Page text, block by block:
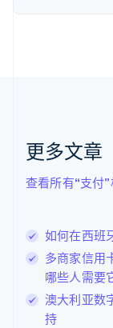
更多文章
查看所有“支付
如何在西班
多商家信用
哪些人需要
澳大利亚数
持
芬兰
克罗地亚
EnglishItaliano
拉脱维亚
English
列支敦士登
Deutsch
卢森堡
Français
罗马尼亚
English